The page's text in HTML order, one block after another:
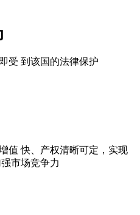
受 到该国的法律保护
值 快、产权清晰可定，实现
市场竞争力